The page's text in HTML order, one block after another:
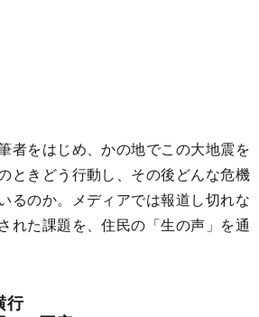
者をはじめ、かの地でこの大地震を
ときどう行動し、その後どんな危機
るのか。メディアでは報道し切れな
れた課題を、住民の「生の声」を通
行